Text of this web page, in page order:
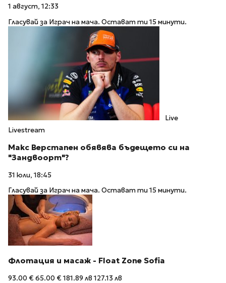
1 август, 12:33
Гласувай за Играч на мача. Остават ти 15 минути.
Live
Livestream
Макс Верстапен обявява бъдещето си на
"Зандвоорт"?
31 юли, 18:45
Гласувай за Играч на мача. Остават ти 15 минути.
Флотация и масаж - Float Zone Sofia
93.00 €65.00 €181.89 лв 127.13 лв